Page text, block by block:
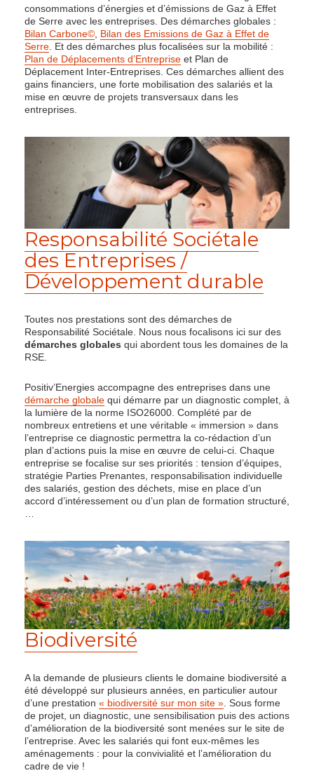
consommations d’énergies et d’émissions de Gaz à Effet
de Serre avec les entreprises. Des démarches globales :
Bilan Carbone©, Bilan des Emissions de Gaz à Effet de
Serre. Et des démarches plus focalisées sur la mobilité :
Plan de Déplacements d’Entreprise et Plan de
Déplacement Inter-Entreprises. Ces démarches allient des
gains financiers, une forte mobilisation des salariés et la
mise en œuvre de projets transversaux dans les
entreprises.
Responsabilité Sociétale
des Entreprises /
Développement durable
Toutes nos prestations sont des démarches de
Responsabilité Sociétale. Nous nous focalisons ici sur des
démarches globales qui abordent tous les domaines de la
RSE.
Positiv’Energies accompagne des entreprises dans une
démarche globale qui démarre par un diagnostic complet, à
la lumière de la norme ISO26000. Complété par de
nombreux entretiens et une véritable « immersion » dans
l’entreprise ce diagnostic permettra la co-rédaction d’un
plan d’actions puis la mise en œuvre de celui-ci. Chaque
entreprise se focalise sur ses priorités : tension d’équipes,
stratégie Parties Prenantes, responsabilisation individuelle
des salariés, gestion des déchets, mise en place d’un
accord d’intéressement ou d’un plan de formation structuré,
Biodiversité
A la demande de plusieurs clients le domaine biodiversité a
été développé sur plusieurs années, en particulier autour
d’une prestation « biodiversité sur mon site ». Sous forme
de projet, un diagnostic, une sensibilisation puis des actions
d’amélioration de la biodiversité sont menées sur le site de
l’entreprise. Avec les salariés qui font eux-mêmes les
aménagements : pour la convivialité et l’amélioration du
cadre de vie !